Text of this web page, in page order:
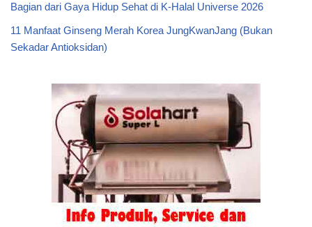
Bagian dari Gaya Hidup Sehat di K-Halal Universe 2026
11 Manfaat Ginseng Merah Korea JungKwanJang (Bukan
Sekadar Antioksidan)